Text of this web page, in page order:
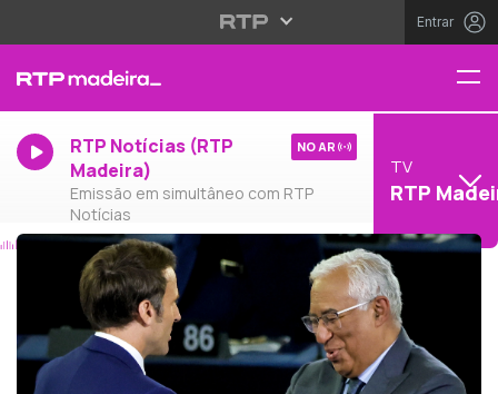
Entrar
RTP Notícias (RTP
Madeira)
Emissão em simultâneo com RTP
Notícias
NO AR
TV
RTP